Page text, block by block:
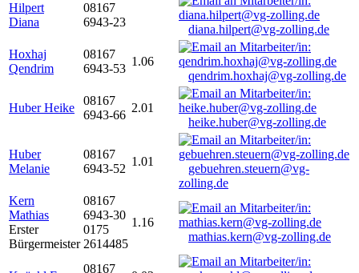
Hilpert
Diana
08167
6943-23
diana.hilpert@vg-zolling.de
Hoxhaj
Qendrim
08167
6943-53
1.06
qendrim.hoxhaj@vg-zolling.de
Huber Heike
08167
6943-66
2.01
heike.huber@vg-zolling.de
Huber
Melanie
08167
6943-52
1.01
gebuehren.steuern@vg-
zolling.de
Kern
Mathias
Erster
Bürgermeister
08167
6943-30
0175
2614485
1.16
mathias.kern@vg-zolling.de
08167